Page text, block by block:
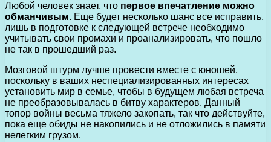
Любой человек знает, что первое впечатление можно
обманчивым. Еще будет несколько шанс все исправить,
лишь в подготовке к следующей встрече необходимо
учитывать свои промахи и проанализировать, что пошло
не так в прошедший раз.
Мозговой штурм лучше провести вместе с юношей,
поскольку в ваших неспециализированных интересах
установить мир в семье, чтобы в будущем любая встреча
не преобразовывалась в битву характеров. Данный
топор войны весьма тяжело закопать, так что действуйте,
пока еще обиды не накопились и не отложились в памяти
нелегким грузом.